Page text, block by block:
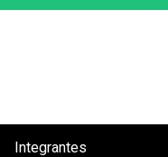
Integrantes